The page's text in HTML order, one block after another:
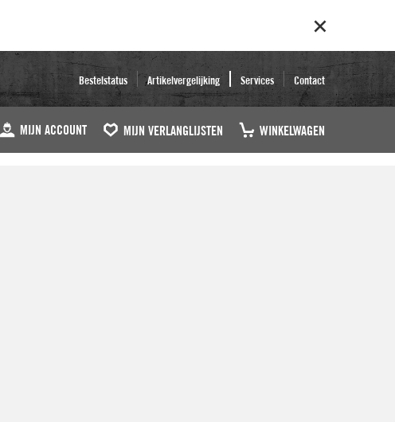
Bestelstatus Artikelvergelijking Services Contact
MIJN ACCOUNT MIJN VERLANGLIJSTEN WINKELWAGEN